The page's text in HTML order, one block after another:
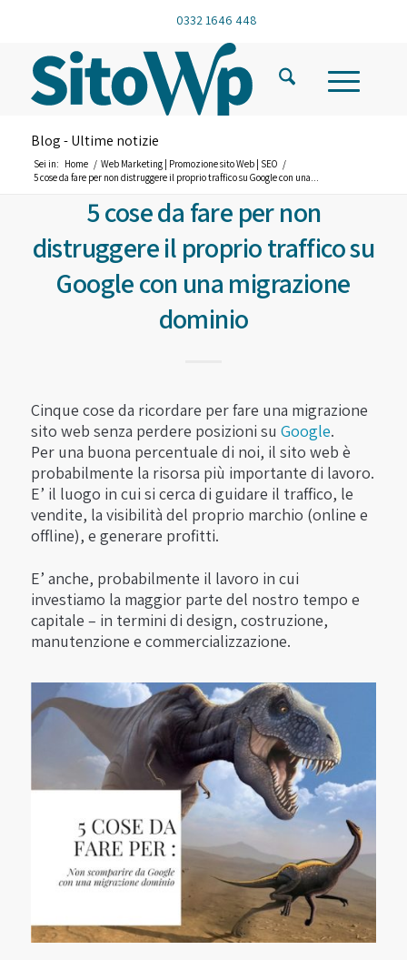
0332 1646 448
Blog - Ultime notizie
Sei in: Home / Web Marketing | Promozione sito Web | SEO /
5 cose da fare per non distruggere il proprio traffico su Google con una...
5 cose da fare per non
distruggere il proprio traffico su
Google con una migrazione
dominio
Cinque cose da ricordare per fare una migrazione
sito web senza perdere posizioni su Google.
Per una buona percentuale di noi, il sito web è
probabilmente la risorsa più importante di lavoro.
E’ il luogo in cui si cerca di guidare il traffico, le
vendite, la visibilità del proprio marchio (online e
offline), e generare profitti.
E’ anche, probabilmente il lavoro in cui
investiamo la maggior parte del nostro tempo e
capitale – in termini di design, costruzione,
manutenzione e commercializzazione.